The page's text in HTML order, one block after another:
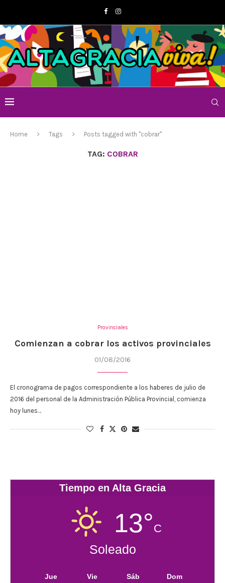
Home Tags Posts tagged with "cobrar"
TAG: COBRAR
Provinciales
Comienzan a cobrar los activos provinciales
01/08/2016
El cronograma de pagos correspondiente a los haberes de julio de
2016 del personal de la Administración Pública Provincial, comienza
hoy lunes…
Tiempo en Alta Gracia
13°C
Soleado
Jue Vie Sáb Dom